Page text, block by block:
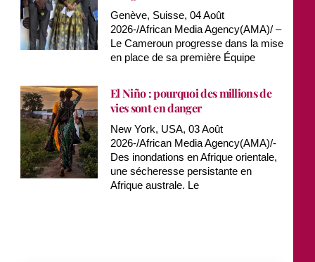
Genève, Suisse, 04 Août
2026-/African Media Agency(AMA)/ –
Le Cameroun progresse dans la mise
en place de sa première Équipe
El Niño : pourquoi des millions de
vies sont en danger
New York, USA, 03 Août
2026-/African Media Agency(AMA)/-
Des inondations en Afrique orientale,
une sécheresse persistante en
Afrique australe. Le